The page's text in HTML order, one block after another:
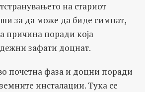
на стариот
за да може да биде симнат,
причина поради која
зафати доцнат.
почетна фаза и доцни поради
инсталации. Тука се